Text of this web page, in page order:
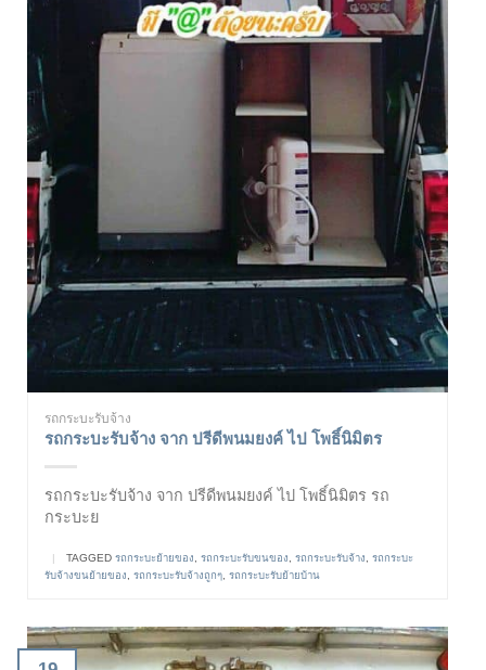
รถกระบะรับจ้าง
รถกระบะรับจ้าง จาก ปรีดีพนมยงค์ ไป โพธิ์นิมิตร
รถกระบะรับจ้าง จาก ปรีดีพนมยงค์ ไป โพธิ์นิมิตร รถ
กระบะย
| TAGGED รถกระบะย้ายของ รถกระบะรับขนของ รถกระบะรับจ้าง
รถกระบะ
รับจ้างขนย้ายของ
รถกระบะรับจ้างถูกๆ รถกระบะรับย้ายบ้าน